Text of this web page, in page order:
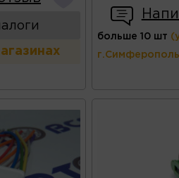
больше 10 шт